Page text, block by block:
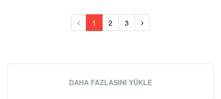
1 2 3
DAHA FAZLASINI YÜKLE